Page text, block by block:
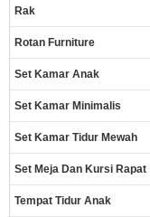
Rak
Rotan Furniture
Set Kamar Anak
Set Kamar Minimalis
Set Kamar Tidur Mewah
Set Meja Dan Kursi Rapat
Tempat Tidur Anak